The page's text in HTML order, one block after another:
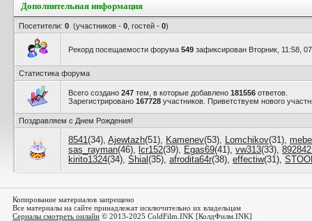
Дополнительная информация
Посетители: 0 (участников - 0 , гостей - 0)
Рекорд посещаемости форума 549 зафиксирован Вторник, 11:58,
Статистика форума
Всего создано 247 тем, в которые добавлено 181556 ответов.
Зарегистрировано 167728 участников. Приветствуем нового
Поздравляем с Днем Рождения!
8541(34), Ajewtazh(51), Kamenev(53), Lomchikov(31),
sas_rayman(46), lcr152(39), Egas69(41), vw313(33),
kirito1324(34), Shial(35), afrodita64r(38), effectiw(31),
Копирование материалов запрещено
Все материалы на сайте принадлежат исключительно их владельцам
Сериалы смотреть онлайн © 2013-2025 ColdFilm.INK [КолдФилм.INK]